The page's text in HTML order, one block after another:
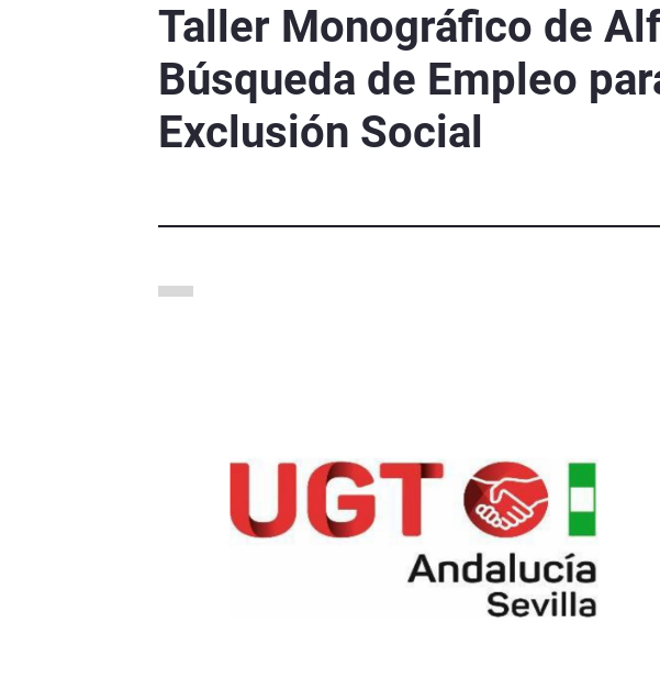
Taller Monográfico de
Búsqueda de Empleo
Exclusión Social